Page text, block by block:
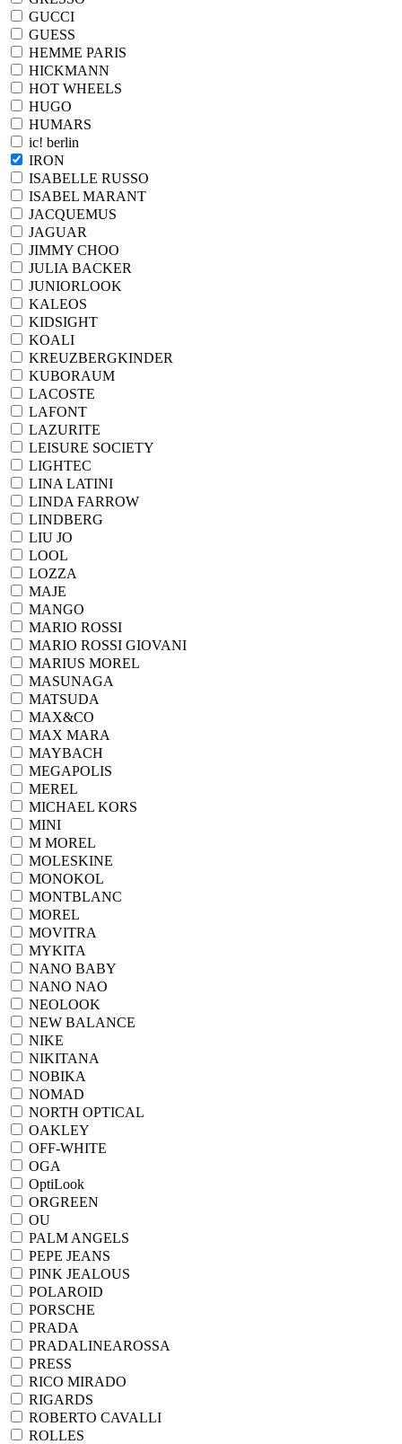
GUCCI
GUESS
HEMME PARIS
HICKMANN
HOT WHEELS
HUGO
HUMARS
ic! berlin
IRON
ISABELLE RUSSO
ISABEL MARANT
JACQUEMUS
JAGUAR
JIMMY CHOO
JULIA BACKER
JUNIORLOOK
KALEOS
KIDSIGHT
KOALI
KREUZBERGKINDER
KUBORAUM
LACOSTE
LAFONT
LAZURITE
LEISURE SOCIETY
LIGHTEC
LINA LATINI
LINDA FARROW
LINDBERG
LIU JO
LOOL
LOZZA
MAJE
MANGO
MARIO ROSSI
MARIO ROSSI GIOVANI
MARIUS MOREL
MASUNAGA
MATSUDA
MAX&CO
MAX MARA
MAYBACH
MEGAPOLIS
MEREL
MICHAEL KORS
MINI
M MOREL
MOLESKINE
MONOKOL
MONTBLANC
MOREL
MOVITRA
MYKITA
NANO BABY
NANO NAO
NEOLOOK
NEW BALANCE
NIKE
NIKITANA
NOBIKA
NOMAD
NORTH OPTICAL
OAKLEY
OFF-WHITE
OGA
OptiLook
ORGREEN
OU
PALM ANGELS
PEPE JEANS
PINK JEALOUS
POLAROID
PORSCHE
PRADA
PRADALINEAROSSA
PRESS
RICO MIRADO
RIGARDS
ROBERTO CAVALLI
ROLLES